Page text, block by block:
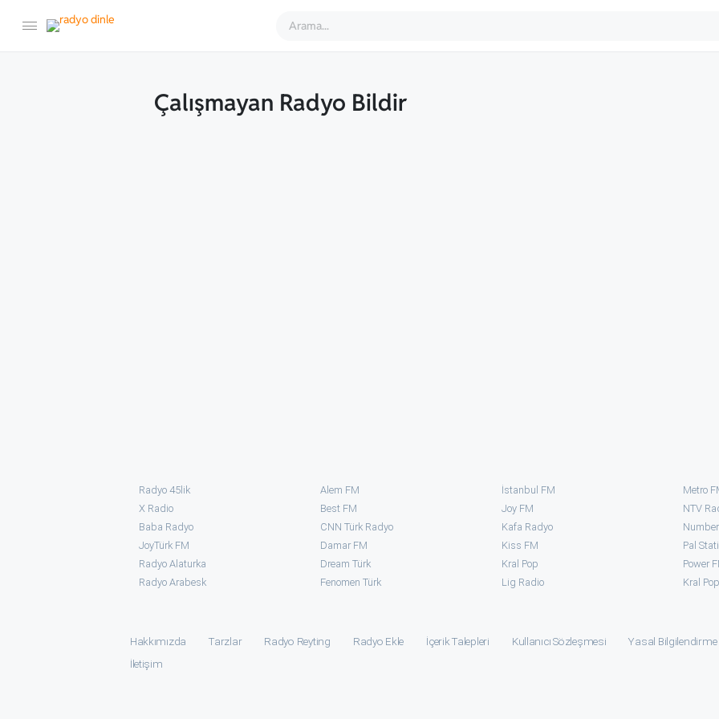
Çalışmayan Radyo Bildir
Radyo 45lik
X Radio
Baba Radyo
JoyTürk FM
Radyo Alaturka
Radyo Arabesk
Alem FM
Best FM
CNN Türk Radyo
Damar FM
Dream Türk
Fenomen Türk
İstanbul FM
Joy FM
Kafa Radyo
Kiss FM
Kral Pop
⁠Lig Radio
Metro
NTV
Pal
Power
Kral Pop
Hakkımızda Tarzlar Radyo Reyting Radyo Ekle İçerik Talepleri Kullanıcı Sözleşmesi
Yasal Bilgilendirme
İletişim